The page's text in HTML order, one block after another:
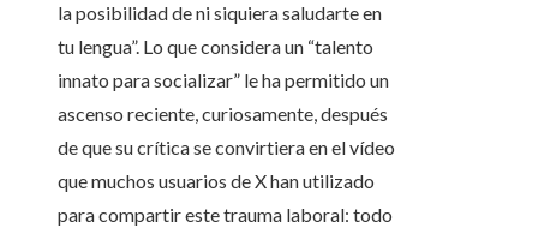
la posibilidad de ni siquiera saludarte en
tu lengua”. Lo que considera un “talento
innato para socializar” le ha permitido un
ascenso reciente, curiosamente, después
de que su crítica se convirtiera en el vídeo
que muchos usuarios de X han utilizado
para compartir este trauma laboral: todo